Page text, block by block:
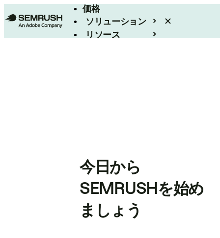
価格
ソリューション
リソース
今日から
SEMRUSHを始め
ましょう